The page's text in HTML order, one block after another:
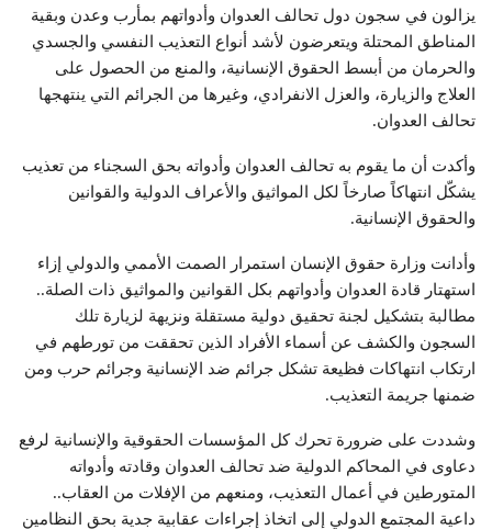
يزالون في سجون دول تحالف العدوان وأدواتهم بمأرب وعدن وبقية
المناطق المحتلة ويتعرضون لأشد أنواع التعذيب النفسي والجسدي
والحرمان من أبسط الحقوق الإنسانية، والمنع من الحصول على
العلاج والزيارة، والعزل الانفرادي، وغيرها من الجرائم التي ينتهجها
تحالف العدوان.
وأكدت أن ما يقوم به تحالف العدوان وأدواته بحق السجناء من تعذيب
يشكّل انتهاكاً صارخاً لكل المواثيق والأعراف الدولية والقوانين
والحقوق الإنسانية.
وأدانت وزارة حقوق الإنسان استمرار الصمت الأممي والدولي إزاء
استهتار قادة العدوان وأدواتهم بكل القوانين والمواثيق ذات الصلة..
مطالبة بتشكيل لجنة تحقيق دولية مستقلة ونزيهة لزيارة تلك
السجون والكشف عن أسماء الأفراد الذين تحققت من تورطهم في
ارتكاب انتهاكات فظيعة تشكل جرائم ضد الإنسانية وجرائم حرب ومن
ضمنها جريمة التعذيب.
وشددت على ضرورة تحرك كل المؤسسات الحقوقية والإنسانية لرفع
دعاوى في المحاكم الدولية ضد تحالف العدوان وقادته وأدواته
المتورطين في أعمال التعذيب، ومنعهم من الإفلات من العقاب..
داعية المجتمع الدولي إلى اتخاذ إجراءات عقابية جدية بحق النظامين